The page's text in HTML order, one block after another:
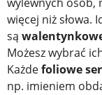
więcej niż słowa.
są
Możesz wybrać
Każdefoliowe
np. imieniem